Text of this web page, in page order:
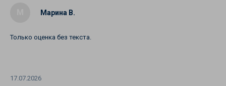
Марина В.
Только оценка без текста.
17.07.2026